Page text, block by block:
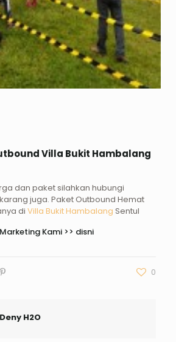
Villa Bukit Hambalang
dan paket silahkan hubungi
juga. Paket Outbound Hemat
di Villa Bukit Hambalang Sentul
Kami >> disni
0
Deny H2O